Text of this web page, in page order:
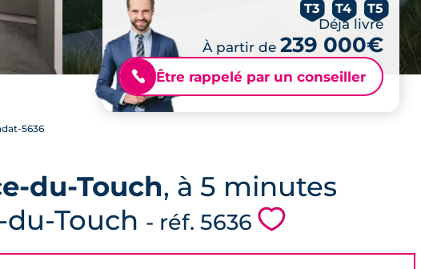
T3 T4 T5
Déjà livré
À partir de 239 000€
📞 Être rappelé par un conseiller
5636
du-Touch, à 5 minutes
Touch - réf. 5636 💗